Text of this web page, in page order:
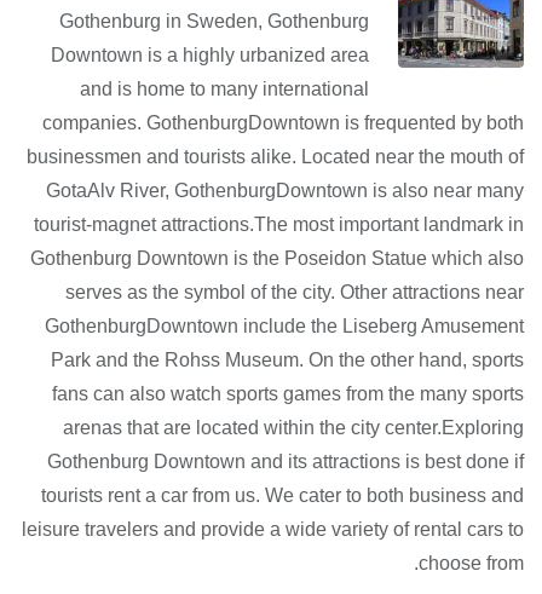
Gothenburg in Sweden, Gothenburg
Downtown is a highly urbanized area
and is home to many international
companies. GothenburgDowntown is frequented by both
businessmen and tourists alike. Located near the mouth of
GotaAlv River, GothenburgDowntown is also near many
tourist-magnet attractions.The most important landmark in
Gothenburg Downtown is the Poseidon Statue which also
serves as the symbol of the city. Other attractions near
GothenburgDowntown include the Liseberg Amusement
Park and the Rohss Museum. On the other hand, sports
fans can also watch sports games from the many sports
arenas that are located within the city center.Exploring
Gothenburg Downtown and its attractions is best done if
tourists rent a car from us. We cater to both business and
leisure travelers and provide a wide variety of rental cars to
choose from.